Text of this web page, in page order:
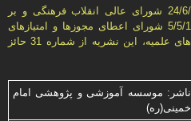
به استناد ماده واحده مصوب 24/6/1387 شورای عالی انقلاب فرهنگی و بر
اساس نامه شماره 3776 مورخ 5/5/1393 شورای اعطای مجوزها و امتيازهای
علمی وابسته به شورای عالی حوزه‌های علميه، اين نشريه از شماره 31 حائز
ناشر: موسسه آموزشی و پژوهشی امام
خمینی(ره)